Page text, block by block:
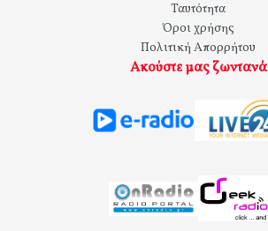
Ταυτότητα
Όροι χρήσης
Πολιτική Απορρήτου
Ακούστε μας ζωντανά